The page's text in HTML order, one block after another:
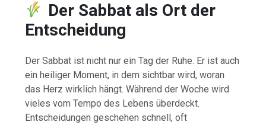
Der Sabbat als Ort der
Entscheidung
Der Sabbat ist nicht nur ein Tag der Ruhe. Er ist auch
ein heiliger Moment, in dem sichtbar wird, woran
das Herz wirklich hängt. Während der Woche wird
vieles vom Tempo des Lebens überdeckt.
Entscheidungen geschehen schnell, oft